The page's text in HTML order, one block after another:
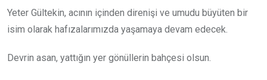
Yeter Gültekin, acının içinden direnişi ve umudu büyüten bir
isim olarak hafızalarımızda yaşamaya devam edecek.
Devrin asan, yattığın yer gönüllerin bahçesi olsun.